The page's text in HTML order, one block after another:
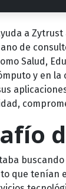
a Zytrust
de
Salud,
y en la
que tenían